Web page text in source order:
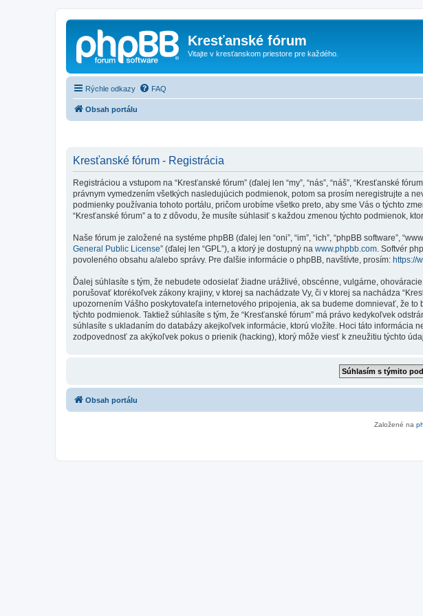
Kresťanské fórum
Vitajte v kresťanskom priestore pre každého.
Rýchle odkazy FAQ
Obsah portálu
Kresťanské fórum - Registrácia
Registráciou a vstupom na “Kresťanské fórum” (ďalej len “my”, “nás”, “náš”, “Kresťanské
právnym vymedzením všetkých nasledujúcich podmienok, potom sa prosím neregistrujte a
podmienky používania tohoto portálu, pričom urobíme všetko preto, aby sme Vás o týchto
“Kresťanské fórum” a to z dôvodu, že musíte súhlasiť s každou zmenou týchto podmienok,
Naše fórum je založené na systéme phpBB (ďalej len “oni”, “im”, “ich”, “phpBB software”,
General Public License” (ďalej len “GPL”), a ktorý je dostupný na www.phpbb.com. Softvér
povoleného obsahu a/alebo správy. Pre ďalšie informácie o phpBB, navštívte, prosím: https://
Ďalej súhlasíte s tým, že nebudete odosielať žiadne urážlivé, obscénne, vulgárne,
porušovať ktorékoľvek zákony krajiny, v ktorej sa nachádzate Vy, či v ktorej sa nachádza
upozornením Vášho poskytovateľa internetového pripojenia, ak sa budeme domnievať, že
týchto podmienok. Taktiež súhlasíte s tým, že “Kresťanské fórum” má právo kedykoľvek
súhlasíte s ukladaním do databázy akejkoľvek informácie, ktorú vložíte. Hoci táto informácia
zodpovednosť za akýkoľvek pokus o prienik (hacking), ktorý môže viesť k zneužitiu týchto
Obsah portálu
Založené na